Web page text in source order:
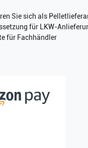
Sie sich als
für LKW-
für Fachhändler